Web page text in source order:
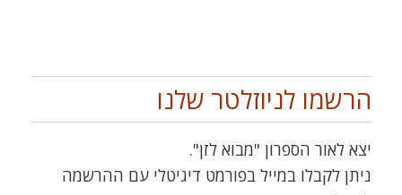
הרשמו לניוזלטר שלנו
יצא לאור הספרון "מבוא לזן".
ניתן לקבלו במייל בפורמט דיגיטלי עם ההרשמה